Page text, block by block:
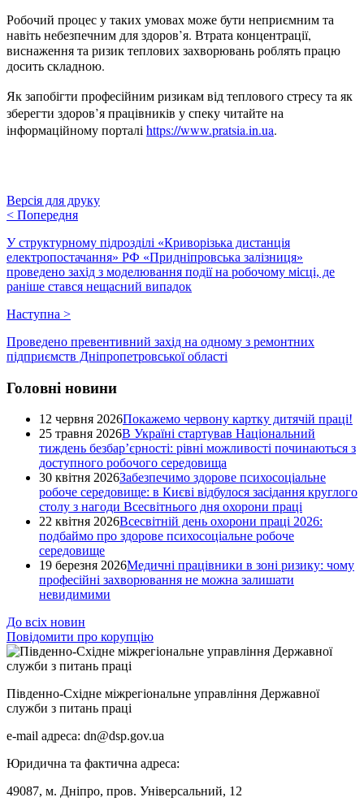
Робочий процес у таких умовах може бути неприємним та
навіть небезпечним для здоров’я. Втрата концентрації,
виснаження та ризик теплових захворювань роблять працю
досить складною.
Як запобігти професійним ризикам від теплового стресу та як
зберегти здоров’я працівників у спеку читайте на
інформаційному порталі https://www.pratsia.in.ua.
Версія для друку
< Попередня
У структурному підрозділі «Криворізька дистанція
електропостачання» РФ «Придніпровська залізниця»
проведено захід з моделювання події на робочому місці, де
раніше стався нещасний випадок
Наступна >
Проведено превентивний захід на одному з ремонтних
підприємств Дніпропетровської області
Головні новини
12 червня 2026Покажемо червону картку дитячій праці!
25 травня 2026В Україні стартував Національний
тиждень безбар’єрності: рівні можливості починаються з
доступного робочого середовища
30 квітня 2026Забезпечимо здорове психосоціальне
робоче середовище: в Києві відбулося засідання круглого
столу з нагоди Всесвітнього дня охорони праці
22 квітня 2026Всесвітній день охорони праці 2026:
подбаймо про здорове психосоціальне робоче
середовище
19 березня 2026Медичні працівники в зоні ризику: чому
професійні захворювання не можна залишати
невидимими
До всіх новин
Повідомити про корупцію
Південно-Східне міжрегіональне управління Державної
служби з питань праці
e-mail адреса: dn@dsp.gov.ua
Юридична та фактична адреса:
49087, м. Дніпро, пров. Універсальний, 12